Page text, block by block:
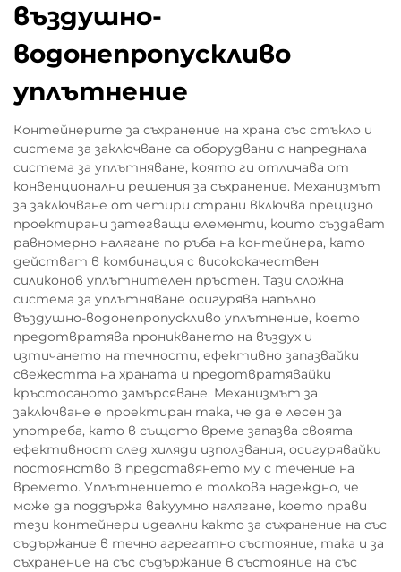
въздушно-
водонепропускливo
уплътнение
Контейнерите за съхранение на храна със стъкло и
система за заключване са оборудвани с напреднала
система за уплътняване, която ги отличава от
конвенционални решения за съхранение. Механизмът
за заключване от четири страни включва прецизно
проектирани затегващи елементи, които създават
равномерно налягане по ръба на контейнера, като
действат в комбинация с висококачествен
силиконов уплътнителен пръстен. Тази сложна
система за уплътняване осигурява напълно
въздушно-водонепропускливo уплътнение, което
предотвратява проникването на въздух и
изтичането на течности, ефективно запазвайки
свежестта на храната и предотвратявайки
кръстосаното замърсяване. Механизмът за
заключване е проектиран така, че да е лесен за
употреба, като в същото време запазва своята
ефективност след хиляди използвания, осигурявайки
постоянство в представянето му с течение на
времето. Уплътнението е толкова надеждно, че
може да поддържа вакуумно налягане, което прави
тези контейнери идеални както за съхранение на със
съдържание в течно агрегатно състояние, така и за
съхранение на със съдържание в състояние на със